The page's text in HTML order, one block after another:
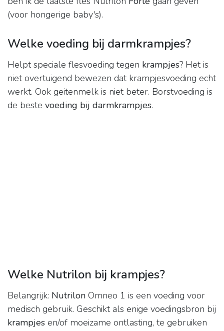
(voor hongerige baby's).
Welke voeding bij darmkrampjes?
Helpt speciale flesvoeding tegen krampjes? Het is
niet overtuigend bewezen dat krampjesvoeding echt
werkt. Ook geitenmelk is niet beter. Borstvoeding is
de beste voeding bij darmkrampjes.
Welke Nutrilon bij krampjes?
Belangrijk: Nutrilon Omneo 1 is een voeding voor
medisch gebruik. Geschikt als enige voedingsbron bij
krampjes en/of moeizame ontlasting, te gebruiken